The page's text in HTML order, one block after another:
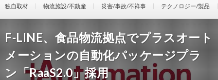
独自取材 物流施設/不動産 災害/事故/不祥事 テクノロジー/製品
F-LINE、食品物流拠点でプラスオート
メーションの自動化パッケージプラ
ン「RaaS2.0」採用